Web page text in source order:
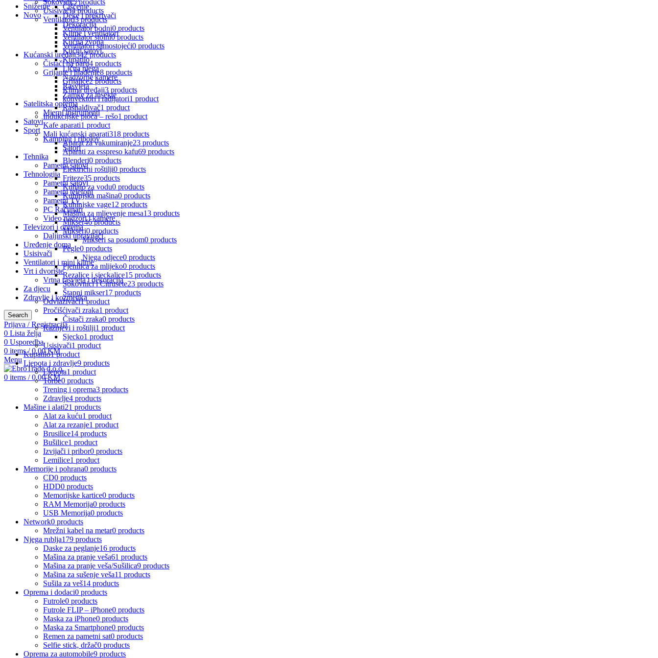
Čišćenje
Deke i prekrivači
Dekoracija
Klime i ventilatori
Kućna zvona
Kućni satovi
Kupatilo
Lična njega
Nadzorne kamere
Rasvjeta
Zamke za insekte
Satelitska oprema
Mjerni instrumenti
Satovi
Sport
Kamping i ribolov
Šatori
Tehnika
Pametni satovi
Tehnologija
Pametni satovi
Pametni telefoni
Pametni TV
PC Računari
Video nadzori i kamere
Televizori i oprema
Daljinski upravljači
Uređenje doma
Usisivači
Ventilatori i mini klime
Vrt i dvorište
Vrtna rasvjeta i dekoracija
Za djecu
Zdravlje i kozmetika
Search
Prijava / Registracija
0 Lista želja
0 Usporedba
0 items / 0,00KM
Menu
0 items / 0,00KM
Sniženje
Novo
Usisivači4 products
Ventilatori3 products
Ventilator podni0 products
Ventilator stolni0 products
Ventilatori samostojeći0 products
Kućanski uređaji342 products
Čistači na paru4 products
Grijanje i hlađenje8 products
Grijalice2 products
Klima uređaji3 products
konvektori i radijatori1 product
Rashalđivač1 product
Indukcijske ploča – rešo1 product
Kafe aparati1 product
Mali kućanski aparati318 products
Aparat za vakumiranje23 products
Aparati za esspreso kafu69 products
Blenderi0 products
Električni roštilji0 products
Friteze35 products
Kuhalo za vodu0 products
Kuhinjska mašina0 products
Kuhinjske vage12 products
Mašina za mljevenje mesa13 products
Mikser46 products
Mikseri0 products
Mikseri sa posudom0 products
Pegle0 products
Njega odjece0 products
Pjenilica za mlijeko0 products
Rezalice i sjeckalice15 products
Sokovnici i Citrusete23 products
Štapni mikser17 products
Odvlaživači1 product
Pročišćivači zraka1 product
Čistači zraka0 products
Ražnjevi i roštilji1 product
Sjecko1 product
Usisivači1 product
Kupatilo1 product
Ljepota i zdravlje9 products
Ljepota1 product
Torbe0 products
Trening i oprema3 products
Zdravlje4 products
Mašine i alati21 products
Alat za kuću1 product
Alat za rezanje1 product
Brusilice14 products
Bušilice1 product
Izvijači i pribor0 products
Lemilice1 product
Memorije i pohrana0 products
CD0 products
HDD0 products
Memorijske kartice0 products
RAM Memorija0 products
USB Memorija0 products
Network0 products
Mrežni kabel na metar0 products
Njega rublja179 products
Daske za peglanje16 products
Mašina za pranje veša61 products
Mašina za pranje veša/Sušilica9 products
Mašina za sušenje veša11 products
Sušila za veš14 products
Oprema i dodaci0 products
Futrole0 products
Futrole FLIP – iPhone0 products
Maska za iPhone0 products
Maska za Smartphone0 products
Remen za pametni sat0 products
Selfie stick, držač0 products
Oprema za automobile9 products